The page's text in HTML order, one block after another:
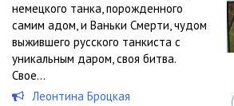
немецкого танка, порожденного
самим адом, и Ваньки Смерти, чудом
выжившего русского танкиста с
уникальным даром, своя битва.
Свое...
Леонтина Броцкая